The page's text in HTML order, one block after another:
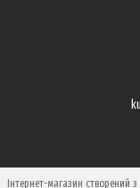
Інтернет-магазин створений